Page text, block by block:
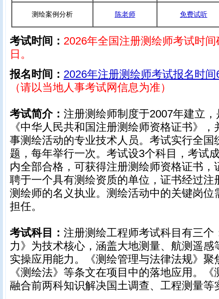
测绘案例分析 陈老师 免费试听
考试时间： 2026年全国注册测绘师考试时
日。
报名时间： 2026年注册测绘师考试报名时
（请以当地人事考试网信息为准）
考试简介： 注册测绘师制度于2007年建立
《中华人民共和国注册测绘师资格证书》
事测绘活动的专业技术人员。考试实行全国
题，每年举行一次。考试设3个科目，考试
内全部合格，可获得注册测绘师资格证书，
聘于一个具有测绘资质的单位，证书经过注
测绘师的名义执业。测绘活动中的关键岗位
担任。
考试科目： 注册测绘工程师考试科目有三个
力》为技术核心，涵盖大地测量、航测遥感
实操应用能力。《测绘管理与法律法规》聚
《测绘法》等条文在项目中的落地应用。
融合前两科知识解决国土调查、工程测量等